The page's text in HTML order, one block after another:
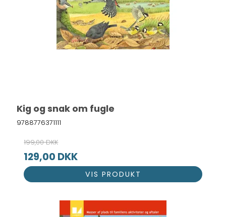
Kig og snak om fugle
9788776371111
199,00 DKK
129,00 DKK
VIS PRODUKT